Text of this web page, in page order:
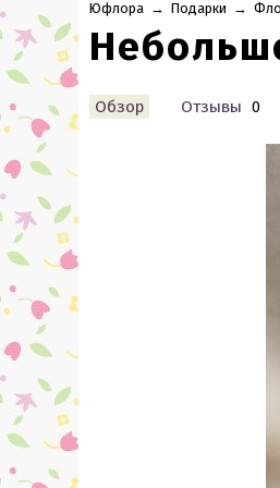
Юфлора → Подарки →
Обзор Отзывы 0